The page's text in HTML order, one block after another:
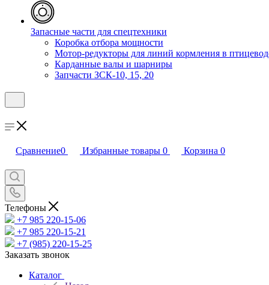
Запасные части для спецтехники
Коробка отбора мощности
Мотор-редукторы для линий кормления в
Карданные валы и шарниры
Запчасти ЗСК-10, 15, 20
Сравнение0 Избранные товары 0 Корзина 0
Телефоны
+7 985 220-15-06
+7 985 220-15-21
+7 (985) 220-15-25
Заказать звонок
Каталог